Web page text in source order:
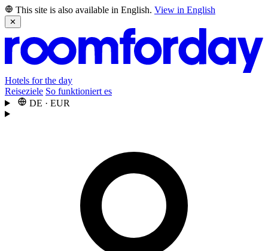
This site is also available in English. View in English
✕
Hotels for the day
Reiseziele So funktioniert es
DE · EUR